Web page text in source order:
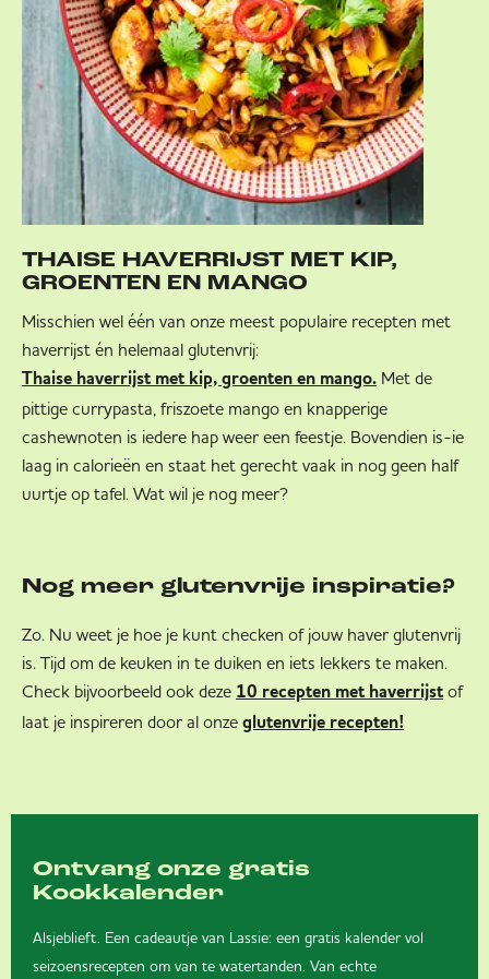
THAISE HAVERRIJST MET KIP,
GROENTEN EN MANGO
Misschien wel één van onze meest populaire recepten met
haverrijst én helemaal glutenvrij:
Thaise haverrijst met kip, groenten en mango. Met de
pittige currypasta, friszoete mango en knapperige
cashewnoten is iedere hap weer een feestje. Bovendien is-ie
laag in calorieën en staat het gerecht vaak in nog geen half
uurtje op tafel. Wat wil je nog meer?
Nog meer glutenvrije inspiratie?
Zo. Nu weet je hoe je kunt checken of jouw haver glutenvrij
is. Tijd om de keuken in te duiken en iets lekkers te maken.
Check bijvoorbeeld ook deze 10 recepten met haverrijst of
laat je inspireren door al onze glutenvrije recepten!
Ontvang onze gratis
Kookkalender
Alsjeblieft. Een cadeautje van Lassie: een gratis kalender vol
seizoensrecepten om van te watertanden. Van echte